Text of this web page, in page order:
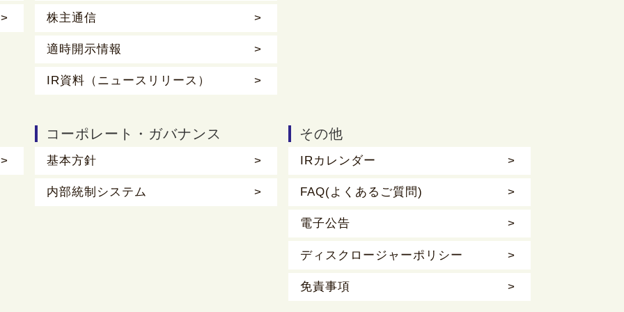
株主通信
適時開示情報
IR資料（ニュースリリース）
コーポレート・ガバナンス
基本方針
内部統制システム
その他
IRカレンダー
FAQ(よくあるご質問)
電子公告
ディスクロージャーポリシー
免責事項